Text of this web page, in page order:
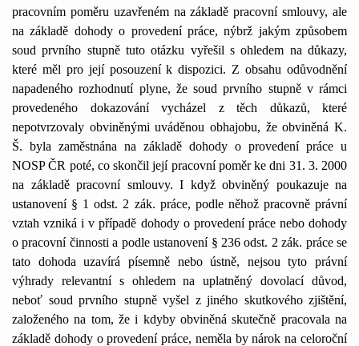
pracovním poměru uzavřeném na základě pracovní smlouvy, ale
na základě dohody o provedení práce, nýbrž jakým způsobem
soud prvního stupně tuto otázku vyřešil s ohledem na důkazy,
které měl pro její posouzení k dispozici. Z obsahu odůvodnění
napadeného rozhodnutí plyne, že soud prvního stupně v rámci
provedeného dokazování vycházel z těch důkazů, které
nepotvrzovaly obviněnými uváděnou obhajobu, že obviněná K.
Š. byla zaměstnána na základě dohody o provedení práce u
NOSP ČR poté, co skončil její pracovní poměr ke dni 31. 3. 2000
na základě pracovní smlouvy. I když obviněný poukazuje na
ustanovení § 1 odst. 2 zák. práce, podle něhož pracovně právní
vztah vzniká i v případě dohody o provedení práce nebo dohody
o pracovní činnosti a podle ustanovení § 236 odst. 2 zák. práce se
tato dohoda uzavírá písemně nebo ústně, nejsou tyto právní
výhrady relevantní s ohledem na uplatněný dovolací důvod,
neboť soud prvního stupně vyšel z jiného skutkového zjištění,
založeného na tom, že i kdyby obviněná skutečně pracovala na
základě dohody o provedení práce, neměla by nárok na celoroční